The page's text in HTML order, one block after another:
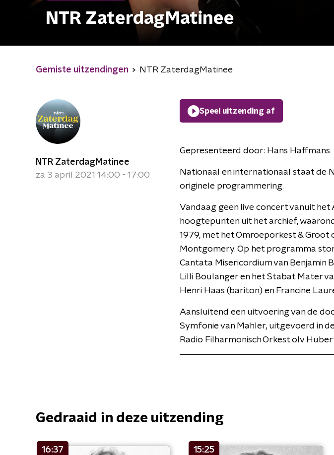
NTR ZaterdagMatinee
Gemiste uitzendingen NTR ZaterdagMatinee
NTR ZaterdagMatinee
za 3 april 2021 14:00 - 17:00
Speel uitzending af
Gepresenteerd door: Hans Haffmans
Nationaal en internationaal staat de
originele programmering.
Vandaag geen live concert vanuit
hoogtepunten uit het archief,
1979, met het Omroeporkest &
Montgomery. Op het programma
Cantata Misericordium van Benjamin
Lilli Boulanger en het Stabat Mater
Henri Haas (bariton) en Francine
Aansluitend een uitvoering van de
Symfonie van Mahler, uitgevoerd in
Radio Filharmonisch Orkest olv
Gedraaid in deze uitzending
16:37 15:25